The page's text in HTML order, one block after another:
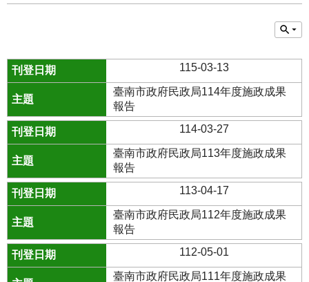
115-03-13
臺南市政府民政局114年度施政成果
報告
114-03-27
臺南市政府民政局113年度施政成果
報告
113-04-17
臺南市政府民政局112年度施政成果
報告
112-05-01
臺南市政府民政局111年度施政成果